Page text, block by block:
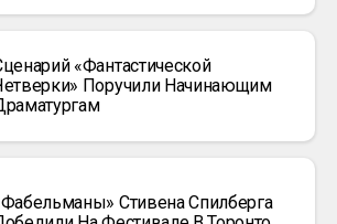
«Фантастической
Поручили Начинающим
Стивена Спилберга